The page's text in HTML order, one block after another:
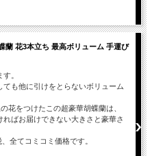
蘭 花3本立ち 最高ボリューム 手運び
。
ても他に引けをとらないボリューム
花をつけたこの超豪華胡蝶蘭は、
ればお届けできない大きさと豪華さ
全てコミコミ価格です。